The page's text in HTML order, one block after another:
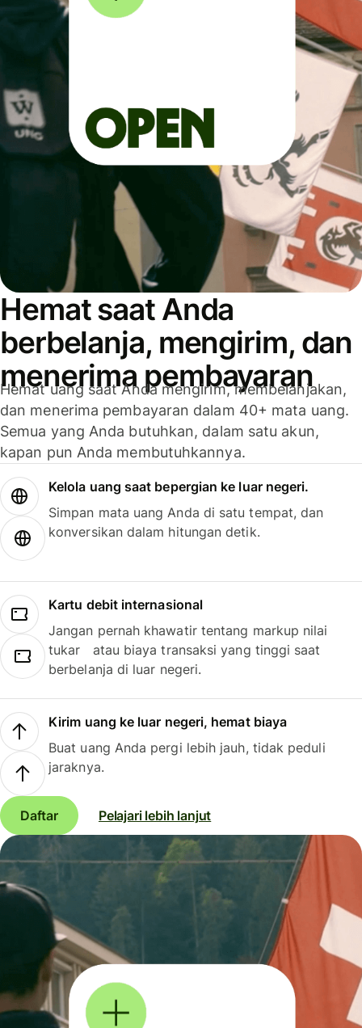
Hemat saat Anda
berbelanja, mengirim, dan
menerima pembayaran
Hemat uang saat Anda mengirim, membelanjakan,
dan menerima pembayaran dalam 40+ mata uang.
Semua yang Anda butuhkan, dalam satu akun,
kapan pun Anda membutuhkannya.
Kelola uang saat bepergian ke luar negeri.
Simpan mata uang Anda di satu tempat, dan
konversikan dalam hitungan detik.
Kartu debit internasional
Jangan pernah khawatir tentang markup nilai
tukar atau biaya transaksi yang tinggi saat
berbelanja di luar negeri.
Kirim uang ke luar negeri, hemat biaya
Buat uang Anda pergi lebih jauh, tidak peduli
jaraknya.
Daftar Pelajari lebih lanjut